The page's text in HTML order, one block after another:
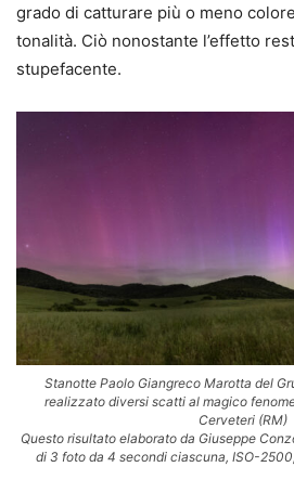
grado di catturare più o meno
tonalità. Ciò nonostante l’effetto
stupefacente.
Stanotte Paolo Giangreco Marotta del
realizzato diversi scatti al magico
Cerveteri (RM)
Questo risultato elaborato da Giuseppe
di 3 foto da 4 secondi ciascuna, ISO-